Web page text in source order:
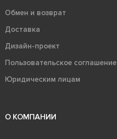
Обмен и возврат
Доставка
Дизайн-проект
Пользовательское соглашение
Юридическим лицам
О КОМПАНИИ